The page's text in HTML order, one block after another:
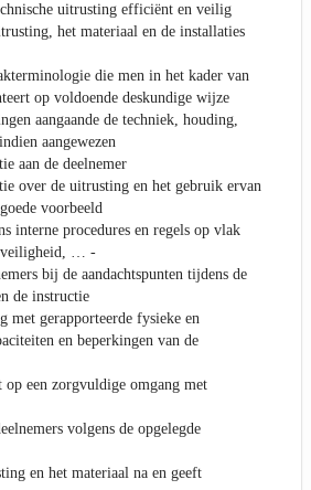
uitrusting efficiënt en veilig
het materiaal en de installaties
die men in het kader van
op voldoende deskundige wijze
aangaande de techniek, houding,
aangewezen
aan de deelnemer
over de uitrusting en het gebruik ervan
voorbeeld
interne procedures en regels op vlak
… -
bij de aandachtspunten tijdens de
de instructie
met gerapporteerde fysieke en
en beperkingen van de
op een zorgvuldige omgang met
volgens de opgelegde
en het materiaal na en geeft